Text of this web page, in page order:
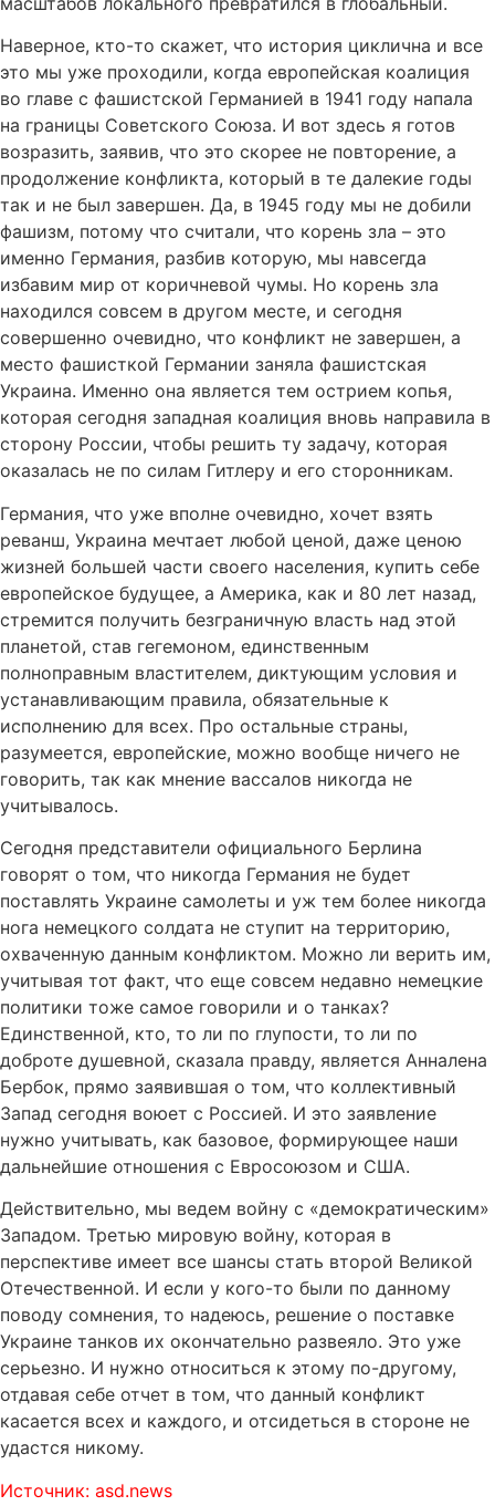
Наверное, кто-то скажет, что история циклична и все
это мы уже проходили, когда европейская коалиция
во главе с фашистской Германией в 1941 году напала
на границы Советского Союза. И вот здесь я готов
возразить, заявив, что это скорее не повторение, а
продолжение конфликта, который в те далекие годы
так и не был завершен. Да, в 1945 году мы не добили
фашизм, потому что считали, что корень зла – это
именно Германия, разбив которую, мы навсегда
избавим мир от коричневой чумы. Но корень зла
находился совсем в другом месте, и сегодня
совершенно очевидно, что конфликт не завершен, а
место фашисткой Германии заняла фашистская
Украина. Именно она является тем острием копья,
которая сегодня западная коалиция вновь направила в
сторону России, чтобы решить ту задачу, которая
оказалась не по силам Гитлеру и его сторонникам.
Германия, что уже вполне очевидно, хочет взять
реванш, Украина мечтает любой ценой, даже ценою
жизней большей части своего населения, купить себе
европейское будущее, а Америка, как и 80 лет назад,
стремится получить безграничную власть над этой
планетой, став гегемоном, единственным
полноправным властителем, диктующим условия и
устанавливающим правила, обязательные к
исполнению для всех. Про остальные страны,
разумеется, европейские, можно вообще ничего не
говорить, так как мнение вассалов никогда не
учитывалось.
Сегодня представители официального Берлина
говорят о том, что никогда Германия не будет
поставлять Украине самолеты и уж тем более никогда
нога немецкого солдата не ступит на территорию,
охваченную данным конфликтом. Можно ли верить им,
учитывая тот факт, что еще совсем недавно немецкие
политики тоже самое говорили и о танках?
Единственной, кто, то ли по глупости, то ли по
доброте душевной, сказала правду, является Анналена
Бербок, прямо заявившая о том, что коллективный
Запад сегодня воюет с Россией. И это заявление
нужно учитывать, как базовое, формирующее наши
дальнейшие отношения с Евросоюзом и США.
Действительно, мы ведем войну с «демократическим»
Западом. Третью мировую войну, которая в
перспективе имеет все шансы стать второй Великой
Отечественной. И если у кого-то были по данному
поводу сомнения, то надеюсь, решение о поставке
Украине танков их окончательно развеяло. Это уже
серьезно. И нужно относиться к этому по-другому,
отдавая себе отчет в том, что данный конфликт
касается всех и каждого, и отсидеться в стороне не
удастся никому.
Источник: asd.news